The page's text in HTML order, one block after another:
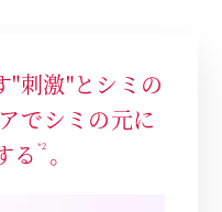
"刺激"とシミの
でシミの元に
る *2 。